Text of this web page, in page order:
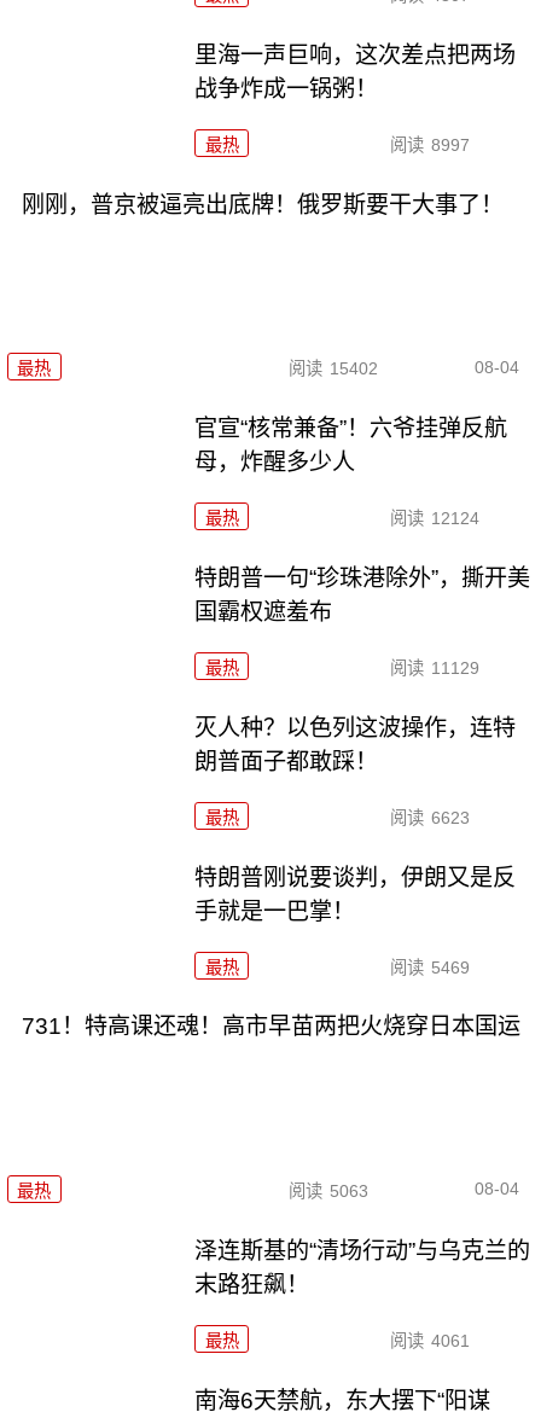
里海一声巨响，这次差点把两场
战争炸成一锅粥！
最热 阅读 8997
刚刚，普京被逼亮出底牌！俄罗斯要干大事了！
最热 阅读 15402 08-04
官宣“核常兼备”！六爷挂弹反航
母，炸醒多少人
最热 阅读 12124
特朗普一句“珍珠港除外”，撕开美
国霸权遮羞布
最热 阅读 11129
灭人种？以色列这波操作，连特
朗普面子都敢踩！
最热 阅读 6623
特朗普刚说要谈判，伊朗又是反
手就是一巴掌！
最热 阅读 5469
731！特高课还魂！高市早苗两把火烧穿日本国运
最热 阅读 5063 08-04
泽连斯基的“清场行动”与乌克兰的
末路狂飙！
最热 阅读 4061
南海6天禁航，东大摆下“阳谋